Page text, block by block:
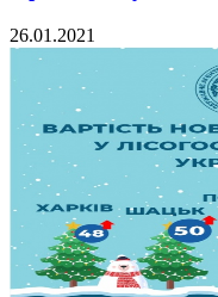
26.01.2021